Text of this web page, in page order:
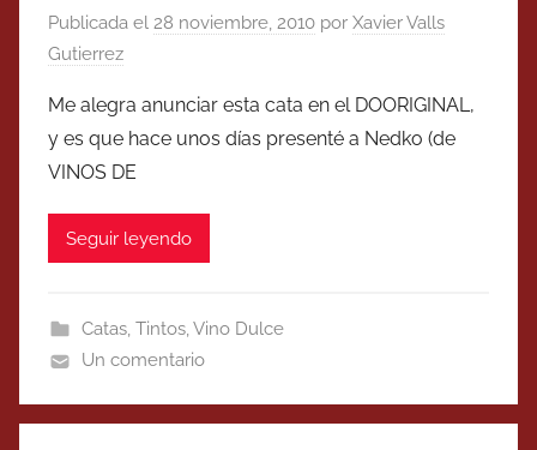
Publicada el 28 noviembre, 2010 por Xavier Valls
Gutierrez
Me alegra anunciar esta cata en el DOORIGINAL,
y es que hace unos días presenté a Nedko (de
VINOS DE
Seguir leyendo
Catas, Tintos,Vino Dulce
Un comentario